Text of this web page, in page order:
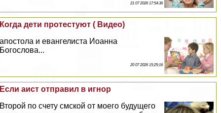
21 07 2026 17:54:36
Когда дети протестуют ( Видео)
апостола и евангелиста Иоанна
Богослова...
20 07 2026 15:25:16
Если аист отправил в игнор
Второй по счету смской от моего будущего